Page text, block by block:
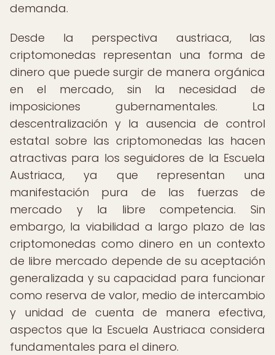
demanda.
Desde la perspectiva austriaca, las
criptomonedas representan una forma de
dinero que puede surgir de manera orgánica
en el mercado, sin la necesidad de
imposiciones gubernamentales. La
descentralización y la ausencia de control
estatal sobre las criptomonedas las hacen
atractivas para los seguidores de la Escuela
Austriaca, ya que representan una
manifestación pura de las fuerzas de
mercado y la libre competencia. Sin
embargo, la viabilidad a largo plazo de las
criptomonedas como dinero en un contexto
de libre mercado depende de su aceptación
generalizada y su capacidad para funcionar
como reserva de valor, medio de intercambio
y unidad de cuenta de manera efectiva,
aspectos que la Escuela Austriaca considera
fundamentales para el dinero.